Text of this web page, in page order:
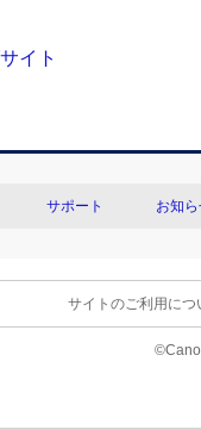
サポート お知
サイトのご利用につ